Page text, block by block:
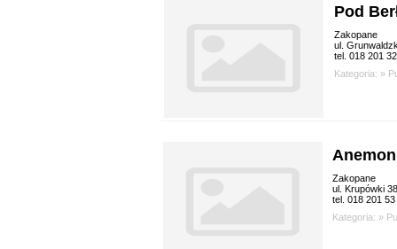
Pod
Zakopane
ul.
tel. 018 201
Kategoria: »
Anemon
Zakopane
ul. Krupówki 38
tel. 018 201 53
Kategoria: »